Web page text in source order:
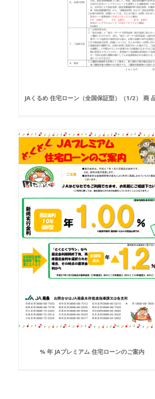
JAくるめ 住宅ローン（全国保証型）（1/2） 商
% 年 JAプレミアム 住宅ローンのご案内